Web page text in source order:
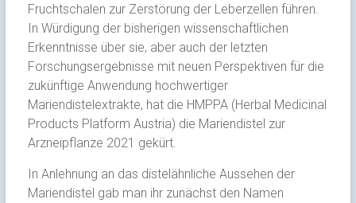
Fruchtschalen zur Zerstörung der Leberzellen führen.
In Würdigung der bisherigen wissenschaftlichen
Erkenntnisse über sie, aber auch der letzten
Forschungsergebnisse mit neuen Perspektiven für die
zukünftige Anwendung hochwertiger
Mariendistelextrakte, hat die HMPPA (Herbal Medicinal
Products Platform Austria) die Mariendistel zur
Arzneipflanze 2021 gekürt.
In Anlehnung an das distelähnliche Aussehen der
Mariendistel gab man ihr zunächst den Namen